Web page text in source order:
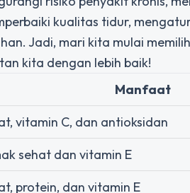
kualitas tidur,
Jadi, mari kita mulai
kita dengan lebih baik!
Manfaat
vitamin C, dan antioksidan
sehat dan vitamin E
protein, dan vitamin E